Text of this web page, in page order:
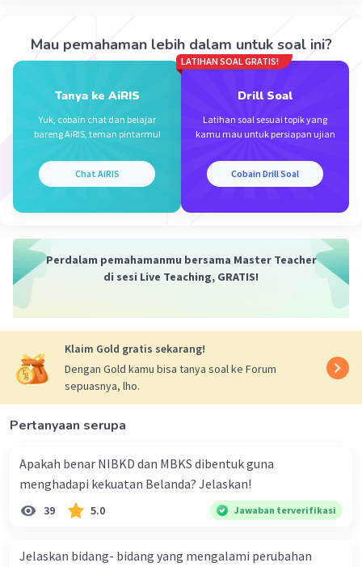
Iklan
Mau pemahaman lebih dalam untuk soal ini?
Tanya ke AiRIS
Yuk, cobain chat dan belajar
bareng AiRIS, teman pintarmu!
Chat AiRIS
LATIHAN SOAL GRATIS!
Drill Soal
Latihan soal sesuai topik yang
kamu mau untuk persiapan ujian
Cobain Drill Soal
Perdalam pemahamanmu bersama Master Teacher
di sesi Live Teaching, GRATIS!
Klaim Gold gratis sekarang!
Dengan Gold kamu bisa tanya soal ke Forum
sepuasnya, lho.
Pertanyaan serupa
Apakah benar NIBKD dan MBKS dibentuk guna
menghadapi kekuatan Belanda? Jelaskan!
39 5.0 Jawaban terverifikasi
Jelaskan bidang- bidang yang mengalami perubahan